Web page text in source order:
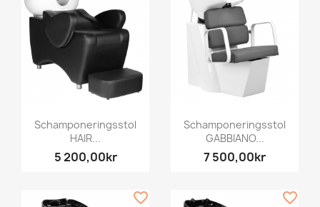
Schamponeringsstol
HAIR...
5 200,00kr
Schamponeringsstol
GABBIANO...
7 500,00kr
favorite_border favorite_border